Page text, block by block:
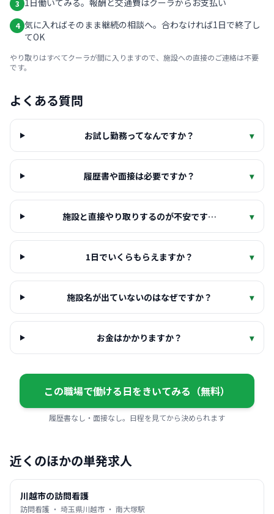
3 1日働いてみる。報酬と交通費はクーラからお支払い
4 気に入ればそのまま継続の相談へ。合わなければ1日で終了し
てOK
やり取りはすべてクーラが間に入りますので、施設への直接のご連絡は不要
です。
よくある質問
お試し勤務ってなんですか？ ▾
履歴書や面接は必要ですか？ ▾
施設と直接やり取りするのが不安です… ▾
1日でいくらもらえますか？ ▾
施設名が出ていないのはなぜですか？ ▾
お金はかかりますか？ ▾
この職場で働ける日をきいてみる（無料）
履歴書なし・面接なし。日程を見てから決められます
近くのほかの単発求人
川越市の訪問看護
訪問看護 ・ 埼玉県川越市 ・ 南大塚駅